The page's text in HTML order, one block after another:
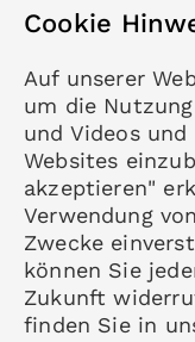
Service
Kontakt
Datenschutz
Impressum
Mitgliedschaft
Rheumatologie
Karriere
Cookie
Auf unserer
um die
und Videos
Websites
akzeptieren"
Verwendung
Zwecke
können Sie
Zukunft
finden Sie in